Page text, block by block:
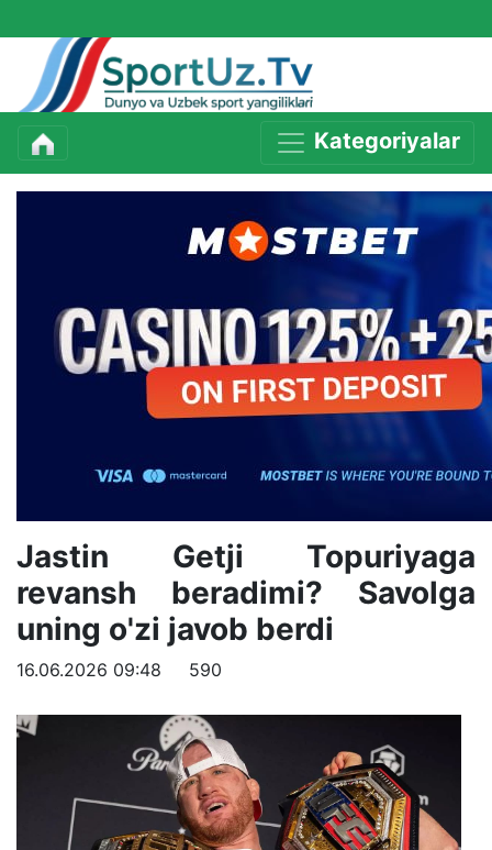
Kategoriyalar
Jastin Getji Topuriyaga
revansh beradimi? Savolga
uning o'zi javob berdi
16.06.2026 09:48 590